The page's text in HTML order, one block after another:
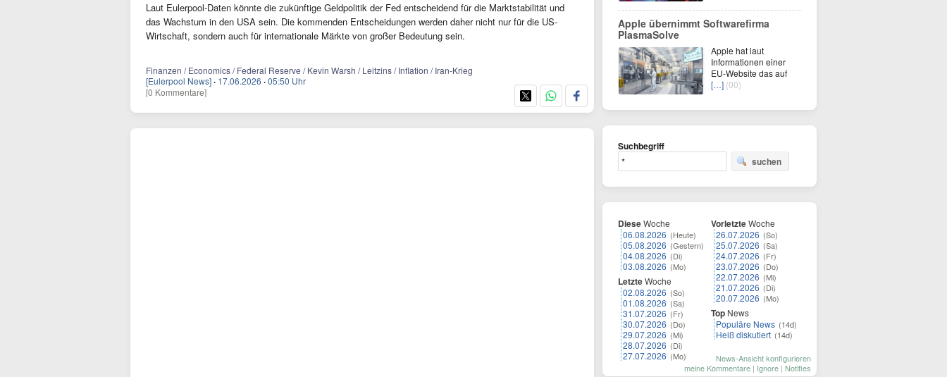
Laut Eulerpool-Daten könnte die zukünftige Geldpolitik der Fed entscheidend für die Marktstabilität und
das Wachstum in den USA sein. Die kommenden Entscheidungen werden daher nicht nur für die US-
Wirtschaft, sondern auch für internationale Märkte von großer Bedeutung sein.
Finanzen / Economics / Federal Reserve / Kevin Warsh / Leitzins / Inflation / Iran-Krieg
[Eulerpool News] · 17.06.2026 ·05:50 Uhr
[0 Kommentare]
Apple übernimmt Softwarefirma
PlasmaSolve
Apple hat laut
Informationen einer
EU-Website das auf
[…] (00)
Suchbegriff
suchen
DieseWoche
06.08.2026 (Heute)
05.08.2026 (Gestern)
04.08.2026 (Di)
03.08.2026 (Mo)
LetzteWoche
02.08.2026 (So)
01.08.2026 (Sa)
31.07.2026 (Fr)
30.07.2026 (Do)
29.07.2026 (Mi)
28.07.2026 (Di)
27.07.2026 (Mo)
VorletzteWoche
26.07.2026 (So)
25.07.2026 (Sa)
24.07.2026 (Fr)
23.07.2026 (Do)
22.07.2026 (Mi)
21.07.2026 (Di)
20.07.2026 (Mo)
Top News
Populäre News (14d)
Heiß diskutiert (14d)
News-Ansicht konfigurieren
meine Kommentare | Ignore | Notifies